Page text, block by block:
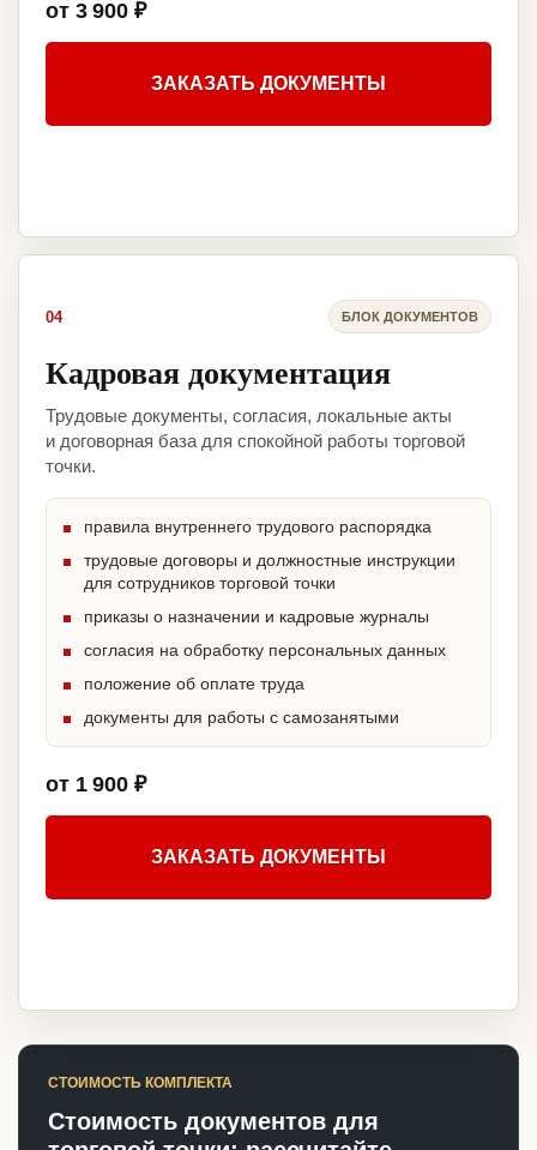
от 3 900 ₽
ЗАКАЗАТЬ ДОКУМЕНТЫ
04 БЛОК ДОКУМЕНТОВ
Кадровая документация
Трудовые документы, согласия, локальные акты
и договорная база для спокойной работы торговой
точки.
правила внутреннего трудового распорядка
трудовые договоры и должностные инструкции
для сотрудников торговой точки
приказы о назначении и кадровые журналы
согласия на обработку персональных данных
положение об оплате труда
документы для работы с самозанятыми
от 1 900 ₽
ЗАКАЗАТЬ ДОКУМЕНТЫ
СТОИМОСТЬ КОМПЛЕКТА
Стоимость документов для